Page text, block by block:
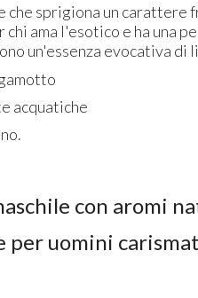
che sprigiona un
ama l'esotico e ha una
un'essenza evocativa di
acquatiche
con aromi
per uomini